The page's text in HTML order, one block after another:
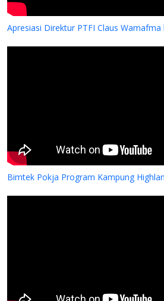
Apresiasi Direktur PTFI Claus Wamafma
Bimtek Pokja Program Kampung